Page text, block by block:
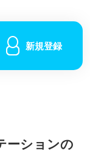
新規登録
ーションの